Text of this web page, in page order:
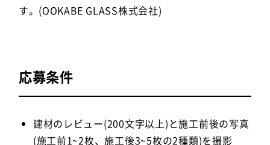
す。(OOKABE GLASS株式会社)
応募条件
建材のレビュー(200文字以上)と施工前後の写真
(施工前1~2枚、施工後3~5枚の2種類)を撮影